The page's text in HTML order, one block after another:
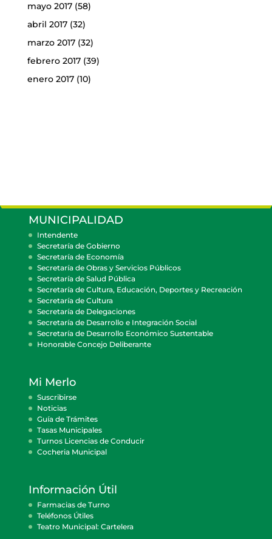
mayo 2017(58)
abril 2017(32)
marzo 2017(32)
febrero 2017(39)
enero 2017(10)
MUNICIPALIDAD
Intendente
Secretaría de Gobierno
Secretaría de Economía
Secretaría de Obras y Servicios Públicos
Secretaría de Salud Pública
Secretaría de Cultura, Educación, Deportes y Recreación
Secretaría de Cultura
Secretaría de Delegaciones
Secretaría de Desarrollo e Integración Social
Secretaría de Desarrollo Económico Sustentable
Honorable Concejo Deliberante
Mi Merlo
Suscribirse
Noticias
Guía de Trámites
Tasas Municipales
Turnos Licencias de Conducir
Cocheria Municipal
Información Útil
Farmacias de Turno
Teléfonos Útiles
Teatro Municipal: Cartelera